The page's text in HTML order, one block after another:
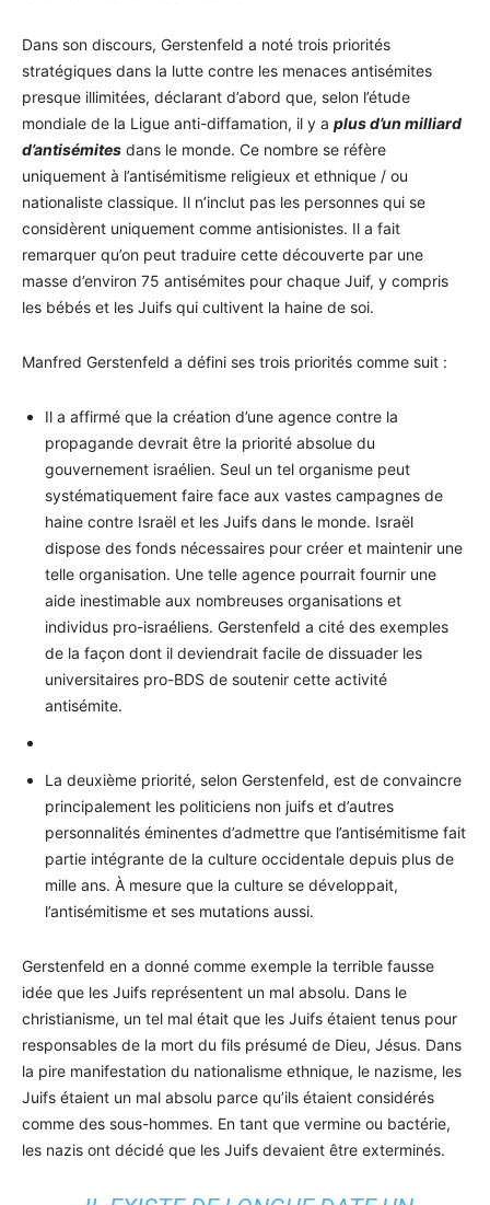
Dans son discours, Gerstenfeld a noté trois priorités
stratégiques dans la lutte contre les menaces antisémites
presque illimitées, déclarant d’abord que, selon l’étude
mondiale de la Ligue anti-diffamation, il y a plus d’un milliard
d’antisémites dans le monde. Ce nombre se réfère
uniquement à l’antisémitisme religieux et ethnique / ou
nationaliste classique. Il n’inclut pas les personnes qui se
considèrent uniquement comme antisionistes. Il a fait
remarquer qu’on peut traduire cette découverte par une
masse d’environ 75 antisémites pour chaque Juif, y compris
les bébés et les Juifs qui cultivent la haine de soi.
Manfred Gerstenfeld a défini ses trois priorités comme suit :
Il a affirmé que la création d’une agence contre la
propagande devrait être la priorité absolue du
gouvernement israélien. Seul un tel organisme peut
systématiquement faire face aux vastes campagnes de
haine contre Israël et les Juifs dans le monde. Israël
dispose des fonds nécessaires pour créer et maintenir une
telle organisation. Une telle agence pourrait fournir une
aide inestimable aux nombreuses organisations et
individus pro-israéliens. Gerstenfeld a cité des exemples
de la façon dont il deviendrait facile de dissuader les
universitaires pro-BDS de soutenir cette activité
antisémite.
La deuxième priorité, selon Gerstenfeld, est de convaincre
principalement les politiciens non juifs et d’autres
personnalités éminentes d’admettre que l’antisémitisme fait
partie intégrante de la culture occidentale depuis plus de
mille ans. À mesure que la culture se développait,
l’antisémitisme et ses mutations aussi.
Gerstenfeld en a donné comme exemple la terrible fausse
idée que les Juifs représentent un mal absolu. Dans le
christianisme, un tel mal était que les Juifs étaient tenus pour
responsables de la mort du fils présumé de Dieu, Jésus. Dans
la pire manifestation du nationalisme ethnique, le nazisme, les
Juifs étaient un mal absolu parce qu’ils étaient considérés
comme des sous-hommes. En tant que vermine ou bactérie,
les nazis ont décidé que les Juifs devaient être exterminés.